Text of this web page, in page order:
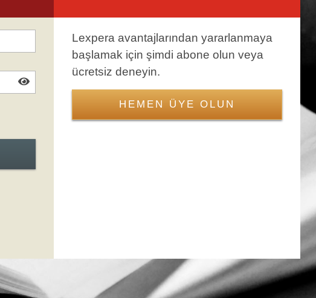
Giriş Formuna Atla
Lexpera avantajlarından yararlanmaya
başlamak için şimdi abone olun veya
ücretsiz deneyin.
HEMEN ÜYE OLUN